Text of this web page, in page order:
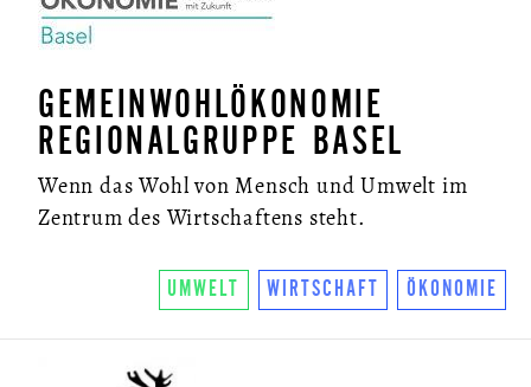
GEMEINWOHLÖKONOMIE
REGIONALGRUPPE BASEL
Wenn das Wohl von Mensch und Umwelt im
Zentrum des Wirtschaftens steht.
UMWELT WIRTSCHAFT ÖKONOMIE